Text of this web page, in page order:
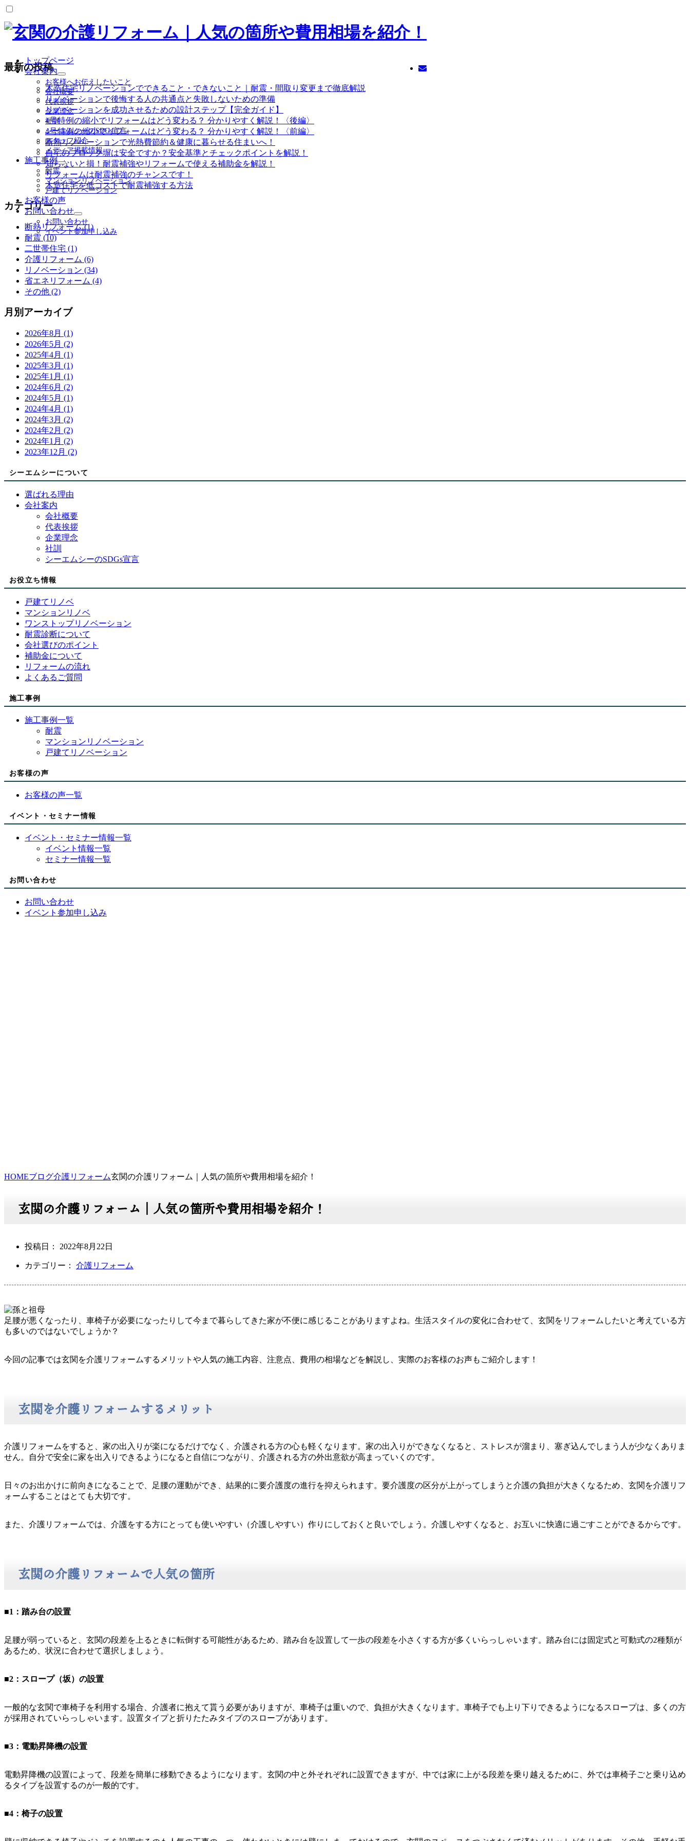
トップページ
会社案内
サ
ブ
メ
ニ
ュ
ー
を
展
開
お客様へお伝えしたいこと
会社概要
代表挨拶
企業理念
社訓
シーエムシーのSDGs宣言
スタッフ紹介
メディア掲載情報
施工事例
サ
ブ
メ
ニ
ュ
ー
を
展
耐震
マンションリノベーション
戸建てリノベーション
お客様の声
お問い合わせ
サ
ブ
メ
ー
を
展
お問い合わせ
イベント参加申し込み
最新の投稿
木造住宅リノベーションでできること・できないこと｜耐震・間取り変更まで徹底解説
リノベーションで後悔する人の共通点と失敗しないための準備
リノベーションを成功させるための設計ステップ【完全ガイド】
4号特例の縮小でリフォームはどう変わる？ 分かりやすく解説！〈後編〉
4号特例の縮小でリフォームはどう変わる？ 分かりやすく解説！〈前編〉
断熱リノベーションで光熱費節約＆健康に暮らせる住まいへ！
自宅のブロック塀は安全ですか？安全基準とチェックポイントを解説！
知らないと損！耐震補強やリフォームで使える補助金を解説！
リフォームは耐震補強のチャンスです！
木造住宅を低コストで耐震補強する方法
カテゴリー
断熱リフォーム (1)
耐震 (10)
二世帯住宅 (1)
介護リフォーム (6)
リノベーション (34)
省エネリフォーム (4)
その他 (2)
月別アーカイブ
2026年8月 (1)
2026年5月 (2)
2025年4月 (1)
2025年3月 (1)
2025年1月 (1)
2024年6月 (2)
2024年5月 (1)
2024年4月 (1)
2024年3月 (2)
2024年2月 (2)
2024年1月 (2)
2023年12月 (2)
シーエムシーについて
選ばれる理由
会社案内
会社概要
代表挨拶
企業理念
社訓
シーエムシーのSDGs宣言
お役立ち情報
戸建てリノベ
マンションリノベ
ワンストップリノベーション
耐震診断について
会社選びのポイント
補助金について
リフォームの流れ
よくあるご質問
施工事例
施工事例一覧
耐震
マンションリノベーション
戸建てリノベーション
お客様の声
お客様の声一覧
イベント・セミナー情報
イベント・セミナー情報一覧
イベント情報一覧
セミナー情報一覧
お問い合わせ
お問い合わせ
イベント参加申し込み
HOMEブログ介護リフォーム玄関の介護リフォーム｜人気の箇所や費用相場を紹介！
玄関の介護リフォーム｜人気の箇所や費用相場を紹介！
投稿日： 2022年8月22日
カテゴリー： 介護リフォーム
足腰が悪くなったり、車椅子が必要になったりして今まで暮らしてきた家が不便に感じることがありますよね。生活スタイルの変化に合わせて、玄関をリフォームしたいと考えている方
も多いのではないでしょうか？
今回の記事では玄関を介護リフォームするメリットや人気の施工内容、注意点、費用の相場などを解説し、実際のお客様のお声もご紹介します！
玄関を介護リフォームするメリット
介護リフォームをすると、家の出入りが楽になるだけでなく、介護される方の心も軽くなります。家の出入りができなくなると、ストレスが溜まり、塞ぎ込んでしまう人が少なくありま
せん。自分で安全に家を出入りできるようになると自信につながり、介護される方の外出意欲が高まっていくのです。
日々のお出かけに前向きになることで、足腰の運動ができ、結果的に要介護度の進行を抑えられます。要介護度の区分が上がってしまうと介護の負担が大きくなるため、玄関を介護リフ
ォームすることはとても大切です。
また、介護リフォームでは、介護をする方にとっても使いやすい（介護しやすい）作りにしておくと良いでしょう。介護しやすくなると、お互いに快適に過ごすことができるからです。
玄関の介護リフォームで人気の箇所
■1：踏み台の設置
足腰が弱っていると、玄関の段差を上るときに転倒する可能性があるため、踏み台を設置して一歩の段差を小さくする方が多くいらっしゃいます。踏み台には固定式と可動式の2種類が
あるため、状況に合わせて選択しましょう。
■2：スロープ（坂）の設置
一般的な玄関で車椅子を利用する場合、介護者に抱えて貰う必要がありますが、車椅子は重いので、負担が大きくなります。車椅子でも上り下りできるようになるスロープは、多くの方
が採用されていらっしゃいます。設置タイプと折りたたみタイプのスロープがあります。
■3：電動昇降機の設置
電動昇降機の設置によって、段差を簡単に移動できるようになります。玄関の中と外それぞれに設置できますが、中では家に上がる段差を乗り越えるために、外では車椅子ごと乗り込め
るタイプを設置するのが一般的です。
■4：椅子の設置